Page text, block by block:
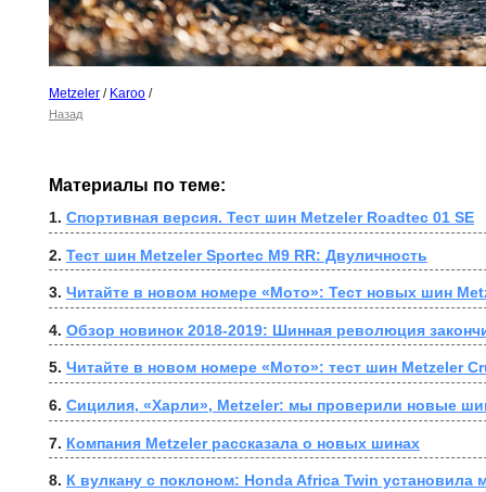
Metzeler / Karoo /
Назад
Материалы по теме:
1. Спортивная версия. Тест шин Metzeler Roadtec 01 SE
2. Тест шин Metzeler Sportec M9 RR: Двуличность
3. Читайте в новом номере «Мото»: Тест новых шин
4. Обзор новинок 2018-2019: Шинная революция
5. Читайте в новом номере «Мото»: тест шин Metzeler
6. Сицилия, «Харли», Metzeler: мы проверили новые
7. Компания Metzeler рассказала о новых шинах
8. К вулкану с поклоном: Honda Africa Twin